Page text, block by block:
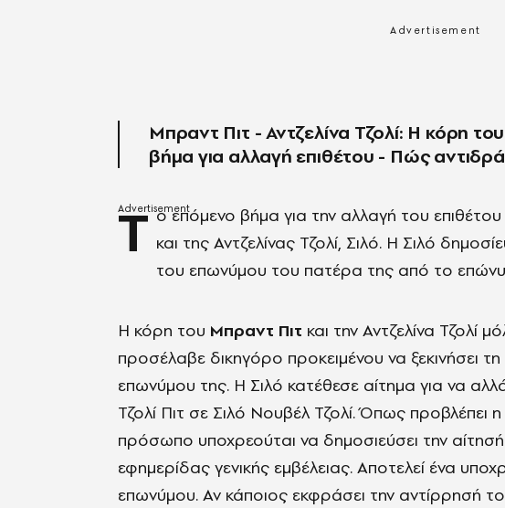
Μπραντ Πιτ - Αντζελίνα Τζολί: Η κόρη
βήμα για αλλαγή επιθέτου - Πώς
Τ ο επόμενο βήμα για την αλλαγή του
και της Αντζελίνας Τζολί, Σιλό. Η Σιλό
του επωνύμου του πατέρα της από το
Η κόρη του Μπραντ Πιτ και την Αντζελίνα Τζολί
προσέλαβε δικηγόρο προκειμένου να ξεκινήσει
επωνύμου της. Η Σιλό κατέθεσε αίτημα για να
Τζολί Πιτ σε Σιλό Νουβέλ Τζολί. Όπως προβλέπει
πρόσωπο υποχρεούται να δημοσιεύσει την
εφημερίδας γενικής εμβέλειας. Αποτελεί ένα
επωνύμου. Αν κάποιος εκφράσει την αντίρρησή